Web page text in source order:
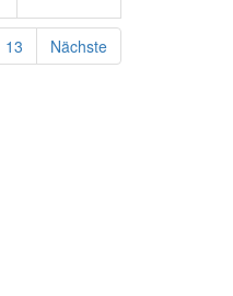
13 Nächste